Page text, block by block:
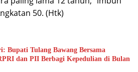
50. (Htk)
Bupati Tulang Bawang Bersama
dan PII Berbagi Kepedulian di Bulan